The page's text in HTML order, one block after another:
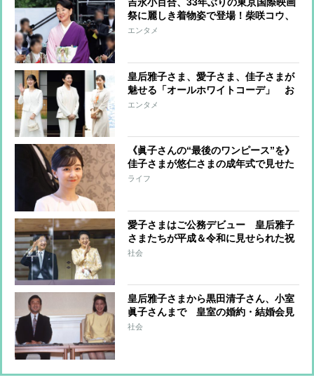
祭に麗しき着物姿で登場！柴咲コウ、
満島ひかり、川口春奈らはハートポー
エンタメ
皇后雅子さま、愛子さま、佳子さまが
魅せる「オールホワイトコーデ」 お
しゃれに着こなすコツに注目
エンタメ
《眞子さんの“最後のワンピース”を》
佳子さまが悠仁さまの成年式で見せた
「お姉さまとともに」の思い
ライフ
愛子さまはご公務デビュー 皇后雅子
さまたちが平成＆令和に見せられた祝
賀のドレス姿
社会
皇后雅子さまから黒田清子さん、小室
眞子さんまで 皇室の婚約・結婚会見
のファッションと秘話
社会